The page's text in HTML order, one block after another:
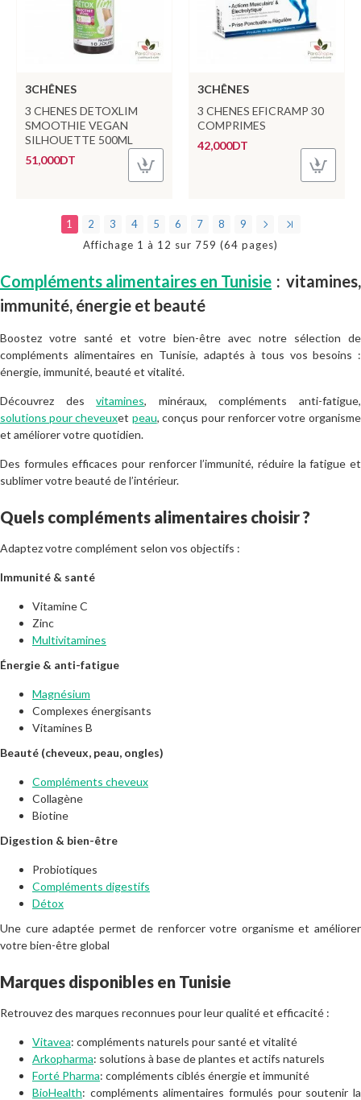
3CHÊNES
3 CHENES DETOXLIM
SMOOTHIE VEGAN
SILHOUETTE 500ML
51,000DT
3CHÊNES
3 CHENES EFICRAMP 30
COMPRIMES
42,000DT
1 2 3 4 5 6 7 8
9
Affichage 1 à 12 sur 759 (64 pages)
Compléments alimentaires en Tunisie : vitamines,
immunité, énergie et beauté
Boostez votre santé et votre bien-être avec notre sélection de
compléments alimentaires en Tunisie, adaptés à tous vos besoins :
énergie, immunité, beauté et vitalité.
Découvrez desvitamines, minéraux, compléments anti-fatigue,
solutions pour cheveuxet peau, conçus pour renforcer votre organisme
et améliorer votre quotidien.
Des formules efficaces pour renforcer l’immunité, réduire la fatigue et
sublimer votre beauté de l’intérieur.
Quels compléments alimentaires choisir ?
Adaptez votre complément selon vos objectifs :
Immunité & santé
Vitamine C
Zinc
Multivitamines
Énergie & anti-fatigue
Magnésium
Complexes énergisants
Vitamines B
Beauté (cheveux, peau, ongles)
Compléments cheveux
Collagène
Biotine
Digestion & bien-être
Probiotiques
Compléments digestifs
Détox
Une cure adaptée permet de renforcer votre organisme et améliorer
votre bien-être global
Marques disponibles en Tunisie
Retrouvez des marques reconnues pour leur qualité et efficacité :
Vitavea: compléments naturels pour santé et vitalité
Arkopharma: solutions à base de plantes et actifs naturels
Forté Pharma: compléments ciblés énergie et immunité
BioHealth: compléments alimentaires formulés pour soutenir la